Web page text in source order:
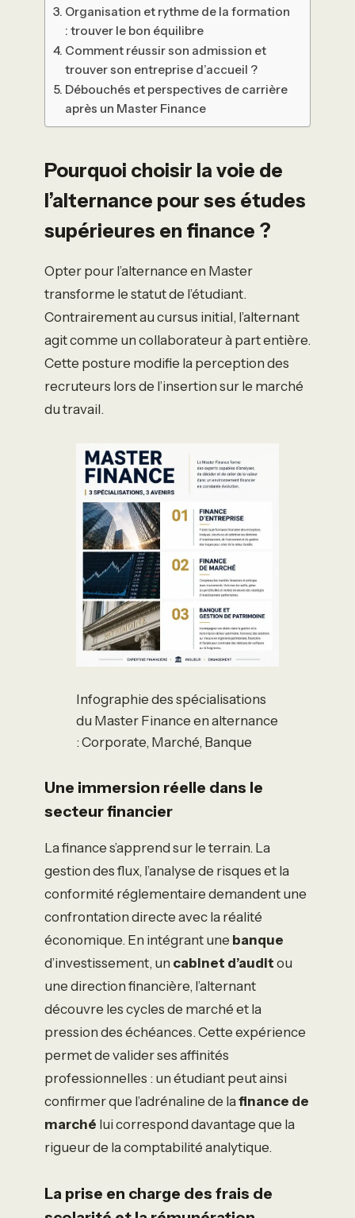
Organisation et rythme de la formation
: trouver le bon équilibre
Comment réussir son admission et
trouver son entreprise d’accueil ?
Débouchés et perspectives de carrière
après un Master Finance
Pourquoi choisir la voie de
l’alternance pour ses études
supérieures en finance ?
Opter pour l’alternance en Master
transforme le statut de l’étudiant.
Contrairement au cursus initial, l’alternant
agit comme un collaborateur à part entière.
Cette posture modifie la perception des
recruteurs lors de l’insertion sur le marché
du travail.
Infographie des spécialisations
du Master Finance en alternance
: Corporate, Marché, Banque
Une immersion réelle dans le
secteur financier
La finance s’apprend sur le terrain. La
gestion des flux, l’analyse de risques et la
conformité réglementaire demandent une
confrontation directe avec la réalité
économique. En intégrant une banque
d’investissement, un cabinet d’audit ou
une direction financière, l’alternant
découvre les cycles de marché et la
pression des échéances. Cette expérience
permet de valider ses affinités
professionnelles : un étudiant peut ainsi
confirmer que l’adrénaline de lafinance de
marché lui correspond davantage que la
rigueur de la comptabilité analytique.
La prise en charge des frais de